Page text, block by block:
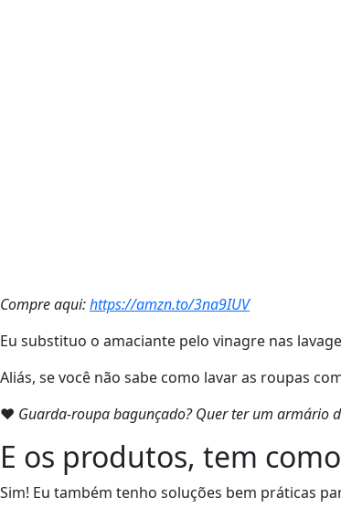
Compre aqui:https://amzn.to/3na9IUV
Eu substituo o amaciante pelo vinagre nas
Aliás, se você não sabe como lavar as roupas
❤ Guarda-roupa bagunçado? Quer ter um armário
E os produtos, tem
Sim! Eu também tenho soluções bem práticas